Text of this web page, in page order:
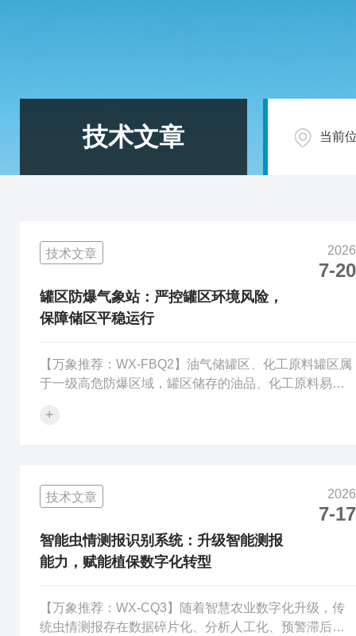
技术文章 当前
技术文章 2026
7-20
罐区防爆气象站：严控罐区环境风险，
保障储区平稳运行
【万象推荐：WX-FBQ2】油气储罐区、化工原料罐区属
于一级高危防爆区域，罐区储存的油品、化工原料易挥
可燃气体扩散，温湿度、气压突变易诱发罐体压力失
监测、全天候稳定运行的优势，精准把控罐区微气象环
境，为储罐区安全生产、风险防控、应急处置提供数据
支撑。WX-FBQ2罐区防爆气象站完的全适配...
+
技术文章 2026
7-17
智能虫情测报识别系统：升级智能测报
能力，赋能植保数字化转型
【万象推荐：WX-CQ3】随着智慧农业数字化升级，传
统虫情测报存在数据碎片化、分析人工化、预警滞后